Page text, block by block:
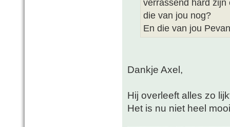
verrassend hard
die van jou nog?
En die van jou
Dankje Axel,
Hij overleeft alles zo
Het is nu niet heel